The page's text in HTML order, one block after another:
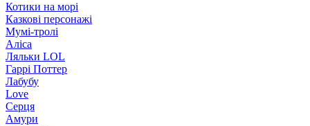
Котики на морі
Казкові персонажі
Мумі-тролі
Аліса
Ляльки LOL
Гаррі Поттер
Лабубу
Love
Серця
Амури